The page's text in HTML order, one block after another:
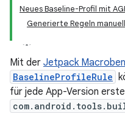
Neues Baseline-Profil mit
Generierte Regeln
Mit der Jetpack
BaselineProfileRule
für jede App-Version